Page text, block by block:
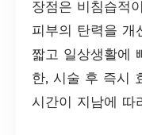
장점은 비침습적
피부의 탄력을 개
짧고 일상생활에
한, 시술 후 즉시
시간이 지남에 따